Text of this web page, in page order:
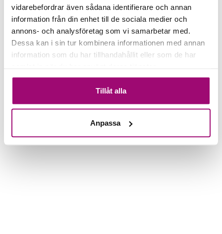
vidarebefordrar även sådana identifierare och annan
information från din enhet till de sociala medier och
annons- och analysföretag som vi samarbetar med.
Dessa kan i sin tur kombinera informationen med annan
information som du har tillhandahållit eller som de har
Tillåt alla
Anpassa
Paketet kan inte bokas